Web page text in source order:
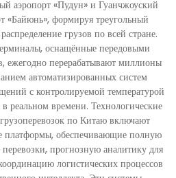
аэропорт «Пудун» и Гуанчжоуский
«Байюнь», формируя треугольный
грузов по всей стране.
оснащённые передовыми
ежегодно перерабатывают миллионы
автоматизированных систем
с контролируемой температурой
реальном времени. Технологические
по Китаю включают
платформы, обеспечивающие полную
перевозки, прогнозную аналитику для
логистических процессов